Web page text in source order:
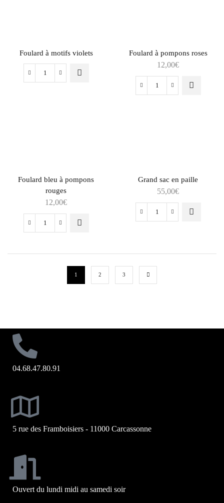
Foulard à motifs violets Foulard à pompons roses
12,00€
Foulard bleu à pompons
rouges
12,00€
Grand sac en paille
55,00€
1 2 3
04.68.47.80.91
5 rue des Framboisiers - 11000 Carcassonne
Ouvert du lundi midi au samedi soir